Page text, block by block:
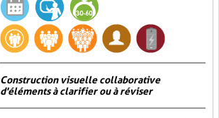
Construction visuelle collaborative
d'éléments à clarifier ou à réviser